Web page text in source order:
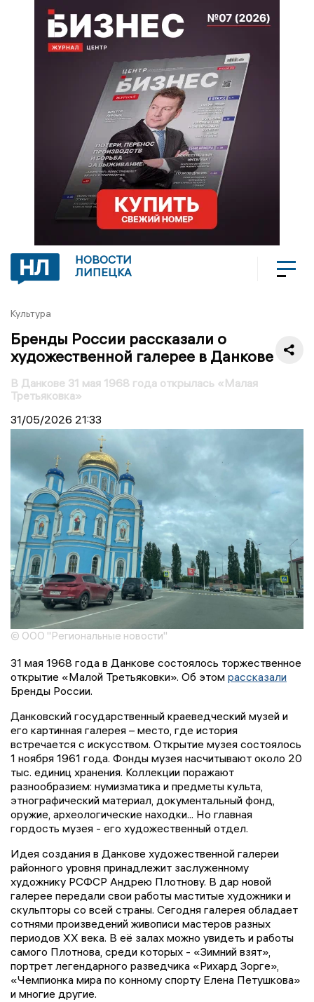
НОВОСТИ
ЛИПЕЦКА
Культура
Бренды России рассказали о
художественной галерее в Данкове
В Данкове 31 мая 1968 года открылась «Малая
Третьяковка»
31/05/2026 21:33
© ООО "Региональные новости"
31 мая 1968 года в Данкове состоялось торжественное
открытие «Малой Третьяковки». Об этом рассказали
Бренды России.
Данковский государственный краеведческий музей и
его картинная галерея – место, где история
встречается с искусством. Открытие музея состоялось
1 ноября 1961 года. Фонды музея насчитывают около 20
тыс. единиц хранения. Коллекции поражают
разнообразием: нумизматика и предметы культа,
этнографический материал, документальный фонд,
оружие, археологические находки... Но главная
гордость музея - его художественный отдел.
Идея создания в Данкове художественной галереи
районного уровня принадлежит заслуженному
художнику РСФСР Андрею Плотнову. В дар новой
галерее передали свои работы маститые художники и
скульпторы со всей страны. Сегодня галерея обладает
сотнями произведений живописи мастеров разных
периодов XX века. В её залах можно увидеть и работы
самого Плотнова, среди которых - «Зимний взят»,
портрет легендарного разведчика «Рихард Зорге»,
«Чемпионка мира по конному спорту Елена Петушкова»
и многие другие.